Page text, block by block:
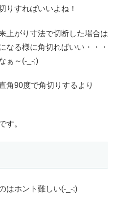
りすればいいよね！
上がり寸法で切断した場合は
なる様に角切ればいい・・・
ぁ～(-_-;)
角90度で角切りするより
す。
はホント難しい(-_-;)